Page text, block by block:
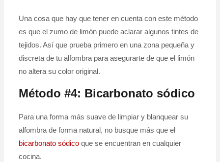
Una cosa que hay que tener en cuenta con este método
es que el zumo de limón puede aclarar algunos tintes de
tejidos. Así que prueba primero en una zona pequeña y
discreta de tu alfombra para asegurarte de que el limón
no altera su color original.
Método #4: Bicarbonato sódico
Para una forma más suave de limpiar y blanquear su
alfombra de forma natural, no busque más que el
bicarbonato sódicoque se encuentran en cualquier
cocina.